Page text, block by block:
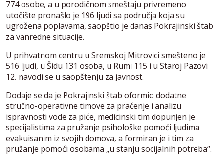
774 osobe, a u porodičnom smeštaju privremeno
utočište pronašlo je 196 ljudi sa područja koja su
ugrožena poplavama, saopštio je danas Pokrajinski štab
za vanredne situacije.
U prihvatnom centru u Sremskoj Mitrovici smešteno je
516 ljudi, u Šidu 131 osoba, u Rumi 115 i u Staroj Pazovi
12, navodi se u saopštenju za javnost.
Dodaje se da je Pokrajinski štab oformio dodatne
stručno-operativne timove za praćenje i analizu
ispravnosti vode za piće, medicinski tim dopunjen je
specijalistima za pružanje psihološke pomoći ljudima
evakuisanim iz svojih domova, a formiran je i tim za
pružanje pomoći osobama „u stanju socijalnih potreba“.